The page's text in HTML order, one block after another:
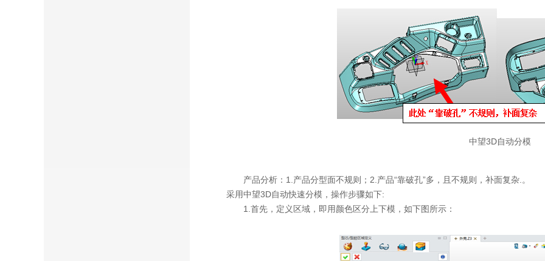
中望3D自动分模
产品分析：1.产品分型面不规则；2.产品“靠破孔”多，且不规则，补面复杂.。
采用中望3D自动快速分模，操作步骤如下:
1.首先，定义区域，即用颜色区分上下模，如下图所示：